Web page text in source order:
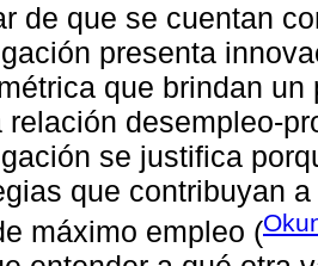
de que se cuentan
presenta
que brindan
relación desempleo-
se justifica
que contribuyan
máximo empleo (